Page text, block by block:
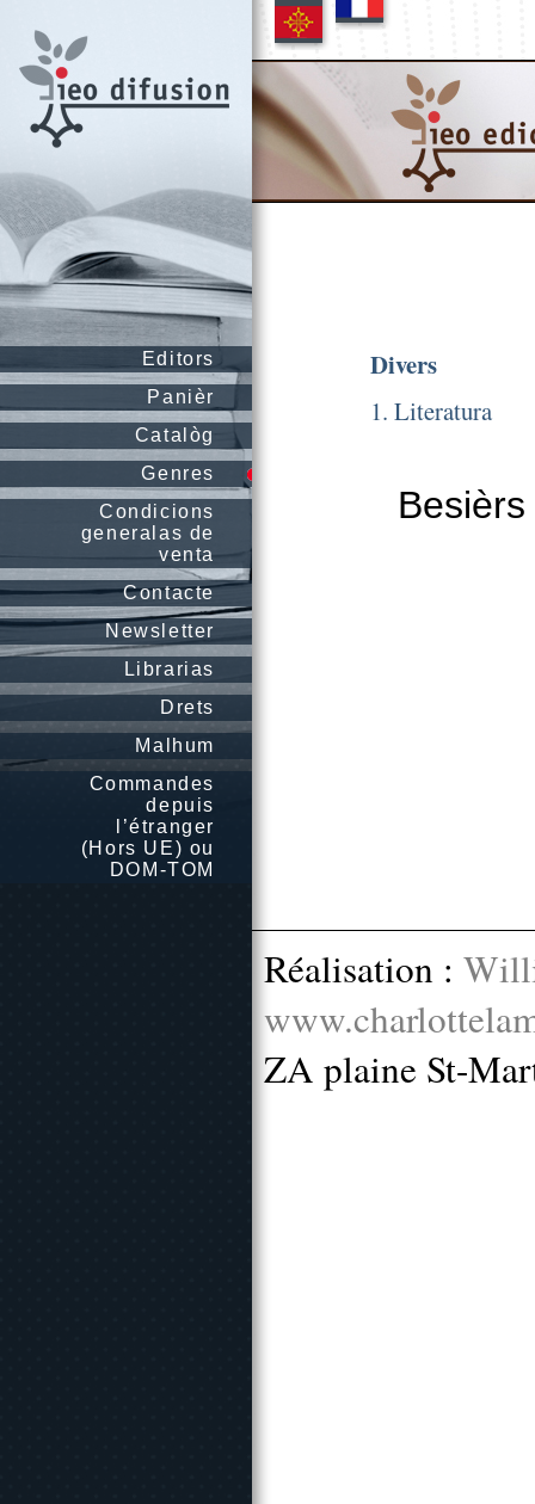
Editors
Panièr
Catalòg
Genres
Condicions
generalas de
venta
Contacte
Newsletter
Librarias
Drets
Malhum
Commandes
depuis
l’étranger
(Hors UE) ou
DOM-TOM
Divers
1. Literatura
Réalisation :
ZA plaine St-